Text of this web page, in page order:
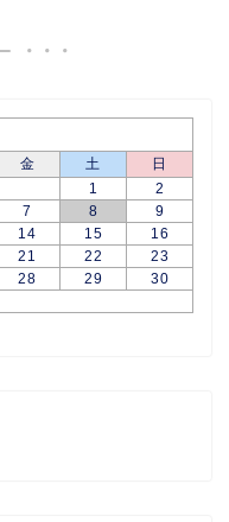
金 土
日
1
2
7 8
9
14 15
16
21 22
23
28 29
30